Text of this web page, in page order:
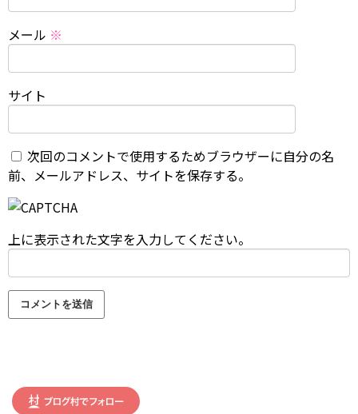
メール ※
サイト
次回のコメントで使用するためブラウザーに自分の名
前、メールアドレス、サイトを保存する。
上に表示された文字を入力してください。